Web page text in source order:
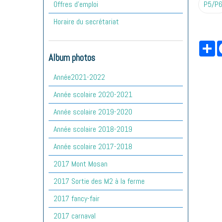
P5/P6
Offres d'emploi
Horaire du secrétariat
Album photos
Année2021-2022
Année scolaire 2020-2021
Année scolaire 2019-2020
Année scolaire 2018-2019
Année scolaire 2017-2018
2017 Mont Mosan
2017 Sortie des M2 à la ferme
2017 fancy-fair
2017 carnaval